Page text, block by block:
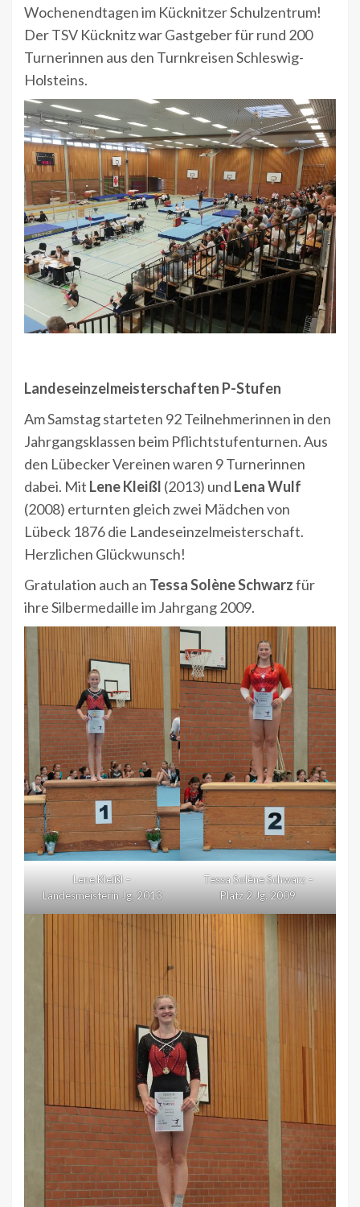
Wochenendtagen im Kücknitzer Schulzentrum!
Der TSV Kücknitz war Gastgeber für rund 200
Turnerinnen aus den Turnkreisen Schleswig-
Holsteins.
Landeseinzelmeisterschaften P-Stufen
Am Samstag starteten 92 Teilnehmerinnen in den
Jahrgangsklassen beim Pflichtstufenturnen. Aus
den Lübecker Vereinen waren 9 Turnerinnen
dabei. Mit Lene Kleißl (2013) und Lena Wulf
(2008) erturnten gleich zwei Mädchen von
Lübeck 1876 die Landeseinzelmeisterschaft.
Herzlichen Glückwunsch!
Gratulation auch an Tessa Solène Schwarzfür
ihre Silbermedaille im Jahrgang 2009.
Lene Kleißl –
Landesmeisterin Jg. 2013
Tessa Solène Schwarz –
Platz 2 Jg. 2009